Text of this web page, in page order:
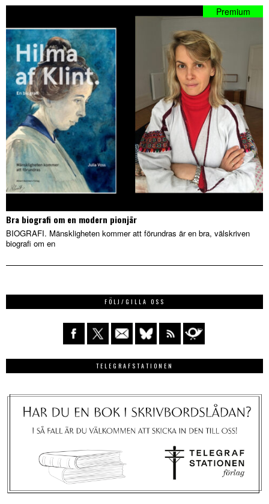
Bra biografi om en modern pionjär
BIOGRAFI. Mänskligheten kommer att förundras är en bra, välskriven
biografi om en
FÖLJ/GILLA OSS
TELEGRAFSTATIONEN